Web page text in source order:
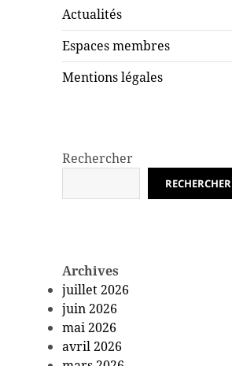
Actualités
Espaces membres
Mentions légales
Rechercher
RECHERCHER
Archives
juillet 2026
juin 2026
mai 2026
avril 2026